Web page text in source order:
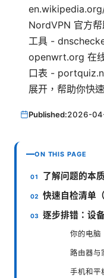
NordVPN 官方
工具 -
openwrt.org 在
口表 -
展开，帮助你快
Published:2026-
ON THIS PAGE
了解问题的本质
快速自检清单
逐步排错：设
你的电脑
路由器与
手机和平